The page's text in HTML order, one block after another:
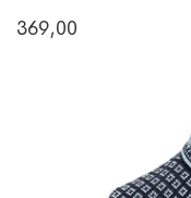
369,00